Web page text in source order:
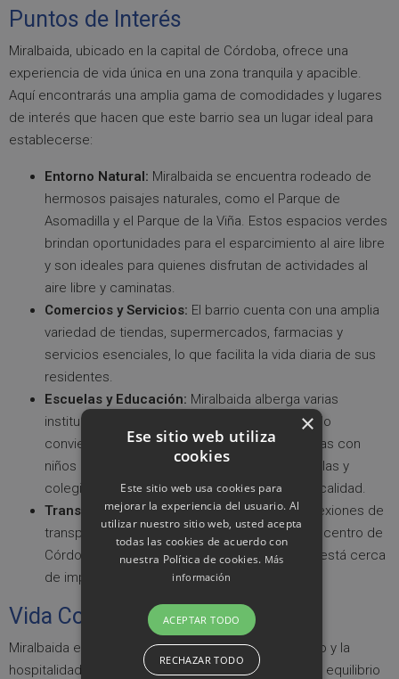
Puntos de Interés
Miralbaida, ubicado en la capital de Córdoba, ofrece una
experiencia de vida única en una zona tranquila y apacible.
Aquí encontrarás una amplia gama de comodidades y lugares
de interés que hacen que este barrio sea un lugar ideal para
establecerse:
Entorno Natural: Miralbaida se encuentra rodeado de
hermosos paisajes naturales, como el Parque de
Asomadilla y el Parque de la Viña. Estos espacios verdes
brindan oportunidades para el esparcimiento al aire libre
y son ideales para quienes disfrutan de actividades al
aire libre y caminatas.
Comercios y Servicios: El barrio cuenta con una amplia
variedad de tiendas, supermercados, farmacias y
servicios esenciales, lo que facilita la vida diaria de sus
residentes.
Escuelas y Educación: Miralbaida alberga varias
instituciones educativas de renombre, lo que lo
convierte en una excelente opción para familias con
niños en edad escolar. La proximidad a escuelas y
colegios facilita el acceso a la educación de calidad.
Transporte:El barrio cuenta con buenas conexiones de
transporte público, lo que facilita el acceso al centro de
Córdoba y otras áreas de la ciudad. Además, está cerca
de importantes vías de comunicación.
Vida Comunitaria
Miralbaida es conocido por su ambiente comunitario y la
hospitalidad de sus residentes. Aquí encontrarás un equilibrio
×
Ese sitio web utiliza
cookies
Este sitio web usa cookies para
mejorar la experiencia del usuario. Al
utilizar nuestro sitio web, usted acepta
todas las cookies de acuerdo con
nuestra Política de cookies. Más
información
ACEPTAR TODO
RECHAZAR TODO